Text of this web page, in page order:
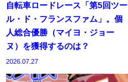
自転車ロードレース「第5回ツー
ル・ド・フランスファム」。個
人総合優勝（マイヨ・ジョー
ヌ）を獲得するのは？
2026.07.27